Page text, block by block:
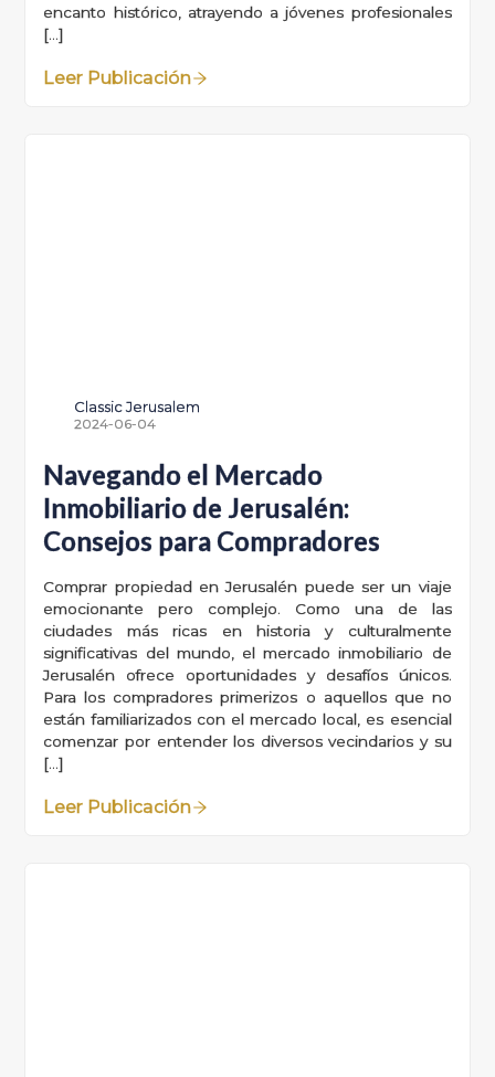
encanto histórico, atrayendo a jóvenes profesionales
[…]
Leer Publicación
Classic Jerusalem
2024-06-04
Navegando el Mercado
Inmobiliario de Jerusalén:
Consejos para Compradores
Comprar propiedad en Jerusalén puede ser un viaje
emocionante pero complejo. Como una de las
ciudades más ricas en historia y culturalmente
significativas del mundo, el mercado inmobiliario de
Jerusalén ofrece oportunidades y desafíos únicos.
Para los compradores primerizos o aquellos que no
están familiarizados con el mercado local, es esencial
comenzar por entender los diversos vecindarios y su
[…]
Leer Publicación